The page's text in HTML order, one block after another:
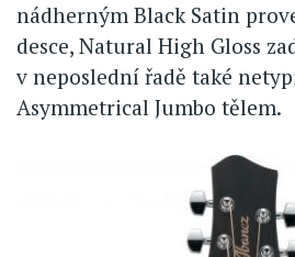
nádherným Black Satin
desce, Natural High Gloss
v neposlední řadě také
Asymmetrical Jumbo tělem.